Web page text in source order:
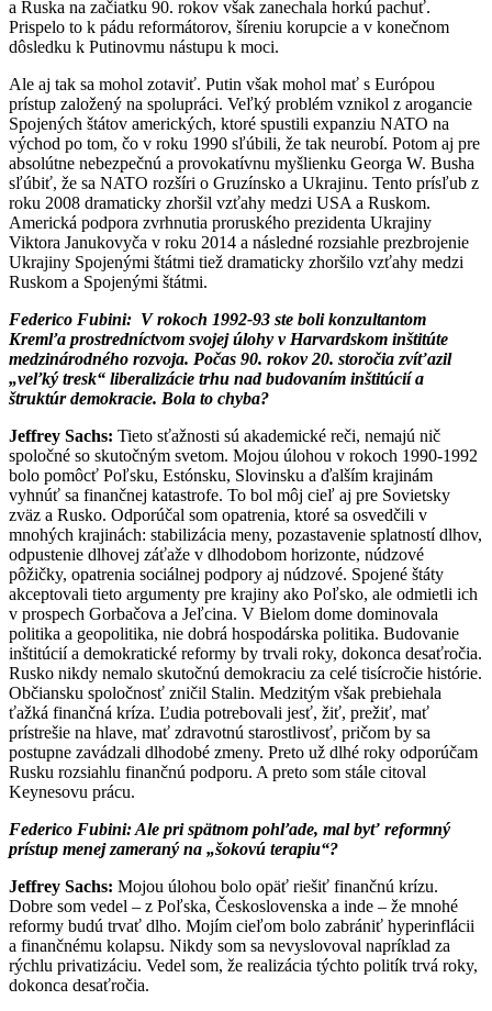
a Ruska na začiatku 90. rokov však zanechala horkú pachuť.
Prispelo to k pádu reformátorov, šíreniu korupcie a v konečnom
dôsledku k Putinovmu nástupu k moci.
Ale aj tak sa mohol zotaviť. Putin však mohol mať s Európou
prístup založený na spolupráci. Veľký problém vznikol z arogancie
Spojených štátov amerických, ktoré spustili expanziu NATO na
východ po tom, čo v roku 1990 sľúbili, že tak neurobí. Potom aj pre
absolútne nebezpečnú a provokatívnu myšlienku Georga W. Busha
sľúbiť, že sa NATO rozšíri o Gruzínsko a Ukrajinu. Tento prísľub z
roku 2008 dramaticky zhoršil vzťahy medzi USA a Ruskom.
Americká podpora zvrhnutia proruského prezidenta Ukrajiny
Viktora Janukovyča v roku 2014 a následné rozsiahle prezbrojenie
Ukrajiny Spojenými štátmi tiež dramaticky zhoršilo vzťahy medzi
Ruskom a Spojenými štátmi.
Federico Fubini: V rokoch 1992-93 ste boli konzultantom
Kremľa prostredníctvom svojej úlohy v Harvardskom inštitúte
medzinárodného rozvoja. Počas 90. rokov 20. storočia zvíťazil
„veľký tresk“ liberalizácie trhu nad budovaním inštitúcií a
štruktúr demokracie. Bola to chyba?
Jeffrey Sachs: Tieto sťažnosti sú akademické reči, nemajú nič
spoločné so skutočným svetom. Mojou úlohou v rokoch 1990-1992
bolo pomôcť Poľsku, Estónsku, Slovinsku a ďalším krajinám
vyhnúť sa finančnej katastrofe. To bol môj cieľ aj pre Sovietsky
zväz a Rusko. Odporúčal som opatrenia, ktoré sa osvedčili v
mnohých krajinách: stabilizácia meny, pozastavenie splatností dlhov,
odpustenie dlhovej záťaže v dlhodobom horizonte, núdzové
pôžičky, opatrenia sociálnej podpory aj núdzové. Spojené štáty
akceptovali tieto argumenty pre krajiny ako Poľsko, ale odmietli ich
v prospech Gorbačova a Jeľcina. V Bielom dome dominovala
politika a geopolitika, nie dobrá hospodárska politika. Budovanie
inštitúcií a demokratické reformy by trvali roky, dokonca desaťročia.
Rusko nikdy nemalo skutočnú demokraciu za celé tisícročie histórie.
Občiansku spoločnosť zničil Stalin. Medzitým však prebiehala
ťažká finančná kríza. Ľudia potrebovali jesť, žiť, prežiť, mať
prístrešie na hlave, mať zdravotnú starostlivosť, pričom by sa
postupne zavádzali dlhodobé zmeny. Preto už dlhé roky odporúčam
Rusku rozsiahlu finančnú podporu. A preto som stále citoval
Keynesovu prácu.
Federico Fubini:Ale pri spätnom pohľade, mal byť reformný
prístup menej zameraný na „šokovú terapiu“?
Jeffrey Sachs: Mojou úlohou bolo opäť riešiť finančnú krízu.
Dobre som vedel – z Poľska, Československa a inde – že mnohé
reformy budú trvať dlho. Mojím cieľom bolo zabrániť hyperinflácii
a finančnému kolapsu. Nikdy som sa nevyslovoval napríklad za
rýchlu privatizáciu. Vedel som, že realizácia týchto politík trvá roky,
dokonca desaťročia.